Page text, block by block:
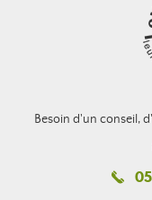
Besoin d'un conseil,